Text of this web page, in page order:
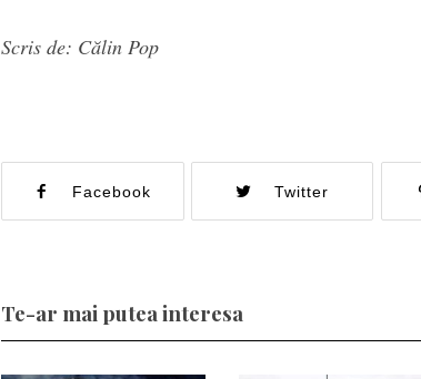
Scris de: Călin Pop
Facebook Twitter
Te-ar mai putea interesa